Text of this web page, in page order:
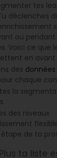
tes
déclenches
ou
Voici ce que
en avant
des
chaque
la
des niveaux
de ta
ta liste